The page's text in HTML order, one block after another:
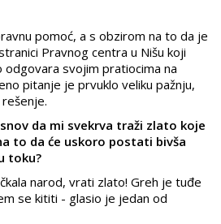
pomoć, a s obzirom na to da je
Pravnog centra u Nišu koji
svojim pratiocima na
pitanje je prvuklo veliku pažnju,
da mi svekrva traži zlato koje
to da će uskoro postati bivša
toku?
narod, vrati zlato! Greh je tuđe
se kititi - glasio je jedan od